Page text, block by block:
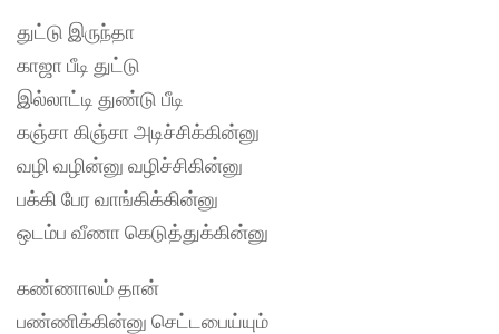
துட்டு இருந்தா
காஜா பீடி துட்டு
இல்லாட்டி துண்டு பீடி
கஞ்சா கிஞ்சா அடிச்சிக்கின்னு
வழி வழின்னு வழிச்சிகின்னு
பக்கி பேர வாங்கிக்கின்னு
ஒடம்ப வீணா கெடுத்துக்கின்னு
கண்ணாலம் தான்
பண்ணிக்கின்னு செட்டபைய்யும்